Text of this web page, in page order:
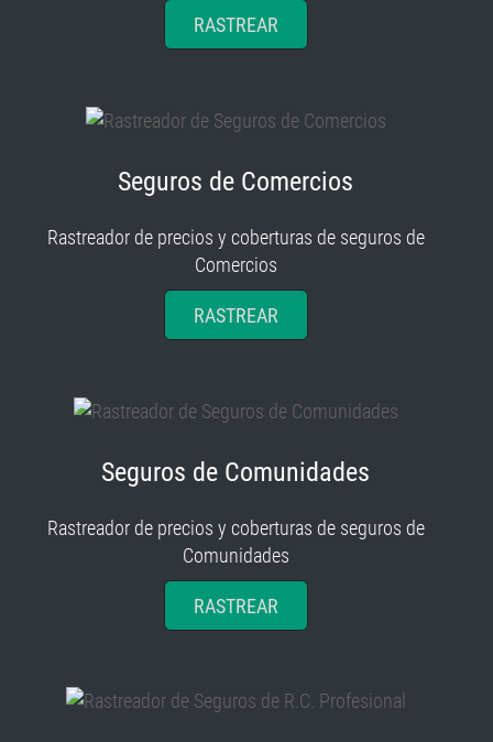
RASTREAR
Seguros de Comercios
Rastreador de precios y coberturas de seguros de
Comercios
RASTREAR
Seguros de Comunidades
Rastreador de precios y coberturas de seguros de
Comunidades
RASTREAR